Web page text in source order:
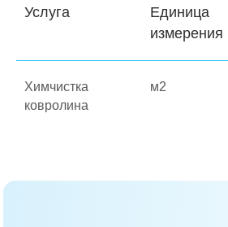
Услуга
Единица
измерения
Химчистка
ковролина
м2